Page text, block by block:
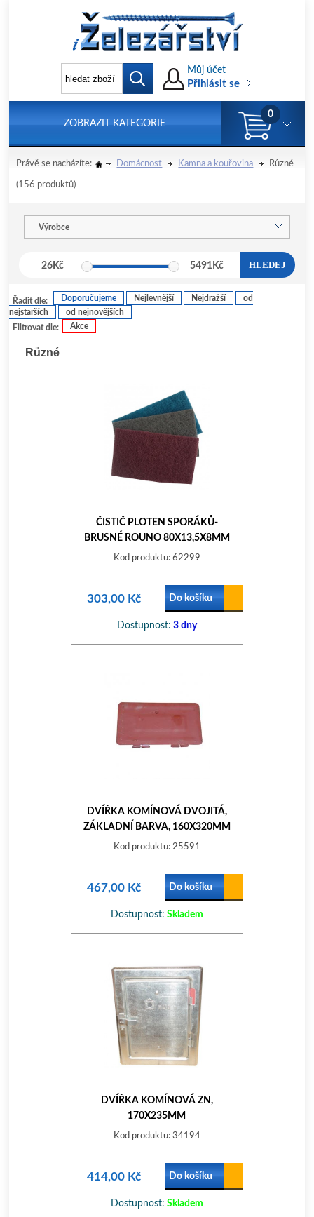
Můj účet
Přihlásit se
ZOBRAZIT KATEGORIE
0
Právě se nacházíte: Domácnost Kamna a kouřovina Různé
(156 produktů)
Výrobce
26Kč 5491 Kč HLEDEJ
Filtrovat dle: Akce
Řadit dle: Doporučujeme Nejlevnější Nejdražší
od
nejstarších
od nejnovějších
Různé
ČISTIČ PLOTEN SPORÁKŮ-
BRUSNÉ ROUNO 80X13,5X8MM
SADA 3DÍL.
Kod produktu: 62299
303,00 Kč Do košíku
Dostupnost: 3 dny
DVÍŘKA KOMÍNOVÁ DVOJITÁ,
ZÁKLADNÍ BARVA, 160X320MM
Kod produktu: 25591
467,00 Kč Do košíku
Dostupnost: Skladem
DVÍŘKA KOMÍNOVÁ ZN,
170X235MM
Kod produktu: 34194
414,00 Kč Do košíku
Dostupnost: Skladem